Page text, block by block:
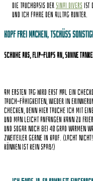
Die Tauchbasis der Sinai Divers ist
und ich fahre den Alltag runter.
Kopf frei machen, tschüss
Schuhe aus, Flip-Flops an, Sonne
Am ersten Tag wird erst mal ein
Tauch-Fähigkeiten, wieder in
checken, denn hier tauche ich mit
und man leicht anfangen kann zu
und sogar noch bei 40 Grad warmen
Zweiteiler gerne in Kauf. (Lacht
können ist kein Spaß!)